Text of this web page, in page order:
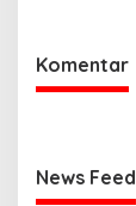
Komentar
News Feed